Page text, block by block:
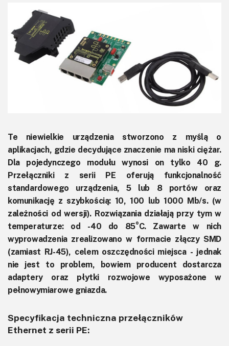
Newsletter
Magazyny
Archiwum
Te niewielkie urządzenia stworzono z myślą o
aplikacjach, gdzie decydujące znaczenie ma niski ciężar.
Dla pojedynczego modułu wynosi on tylko 40 g.
Przełączniki z serii PE oferują funkcjonalność
standardowego urządzenia, 5 lub 8 portów oraz
komunikację z szybkością: 10, 100 lub 1000 Mb/s. (w
zależności od wersji). Rozwiązania działają przy tym w
temperaturze: od -40 do 85°C. Zawarte w nich
wyprowadzenia zrealizowano w formacie złączy SMD
(zamiast RJ-45), celem oszczędności miejsca - jednak
nie jest to problem, bowiem producent dostarcza
adaptery oraz płytki rozwojowe wyposażone w
pełnowymiarowe gniazda.
Specyfikacja techniczna przełączników
Ethernet z serii PE: